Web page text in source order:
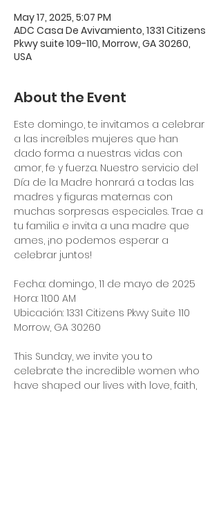
May 17, 2025, 5:07 PM
ADC Casa De Avivamiento, 1331 Citizens
Pkwy suite 109-110, Morrow, GA 30260,
USA
About the Event
Este domingo, te invitamos a celebrar
a las increíbles mujeres que han
dado forma a nuestras vidas con
amor, fe y fuerza. Nuestro servicio del
Día de la Madre honrará a todas las
madres y figuras maternas con
muchas sorpresas especiales. Trae a
tu familia e invita a una madre que
ames, ¡no podemos esperar a
celebrar juntos!
Fecha: domingo, 11 de mayo de 2025
Hora: 11:00 AM
Ubicación: 1331 Citizens Pkwy Suite 110
Morrow, GA 30260
This Sunday, we invite you to
celebrate the incredible women who
have shaped our lives with love, faith,